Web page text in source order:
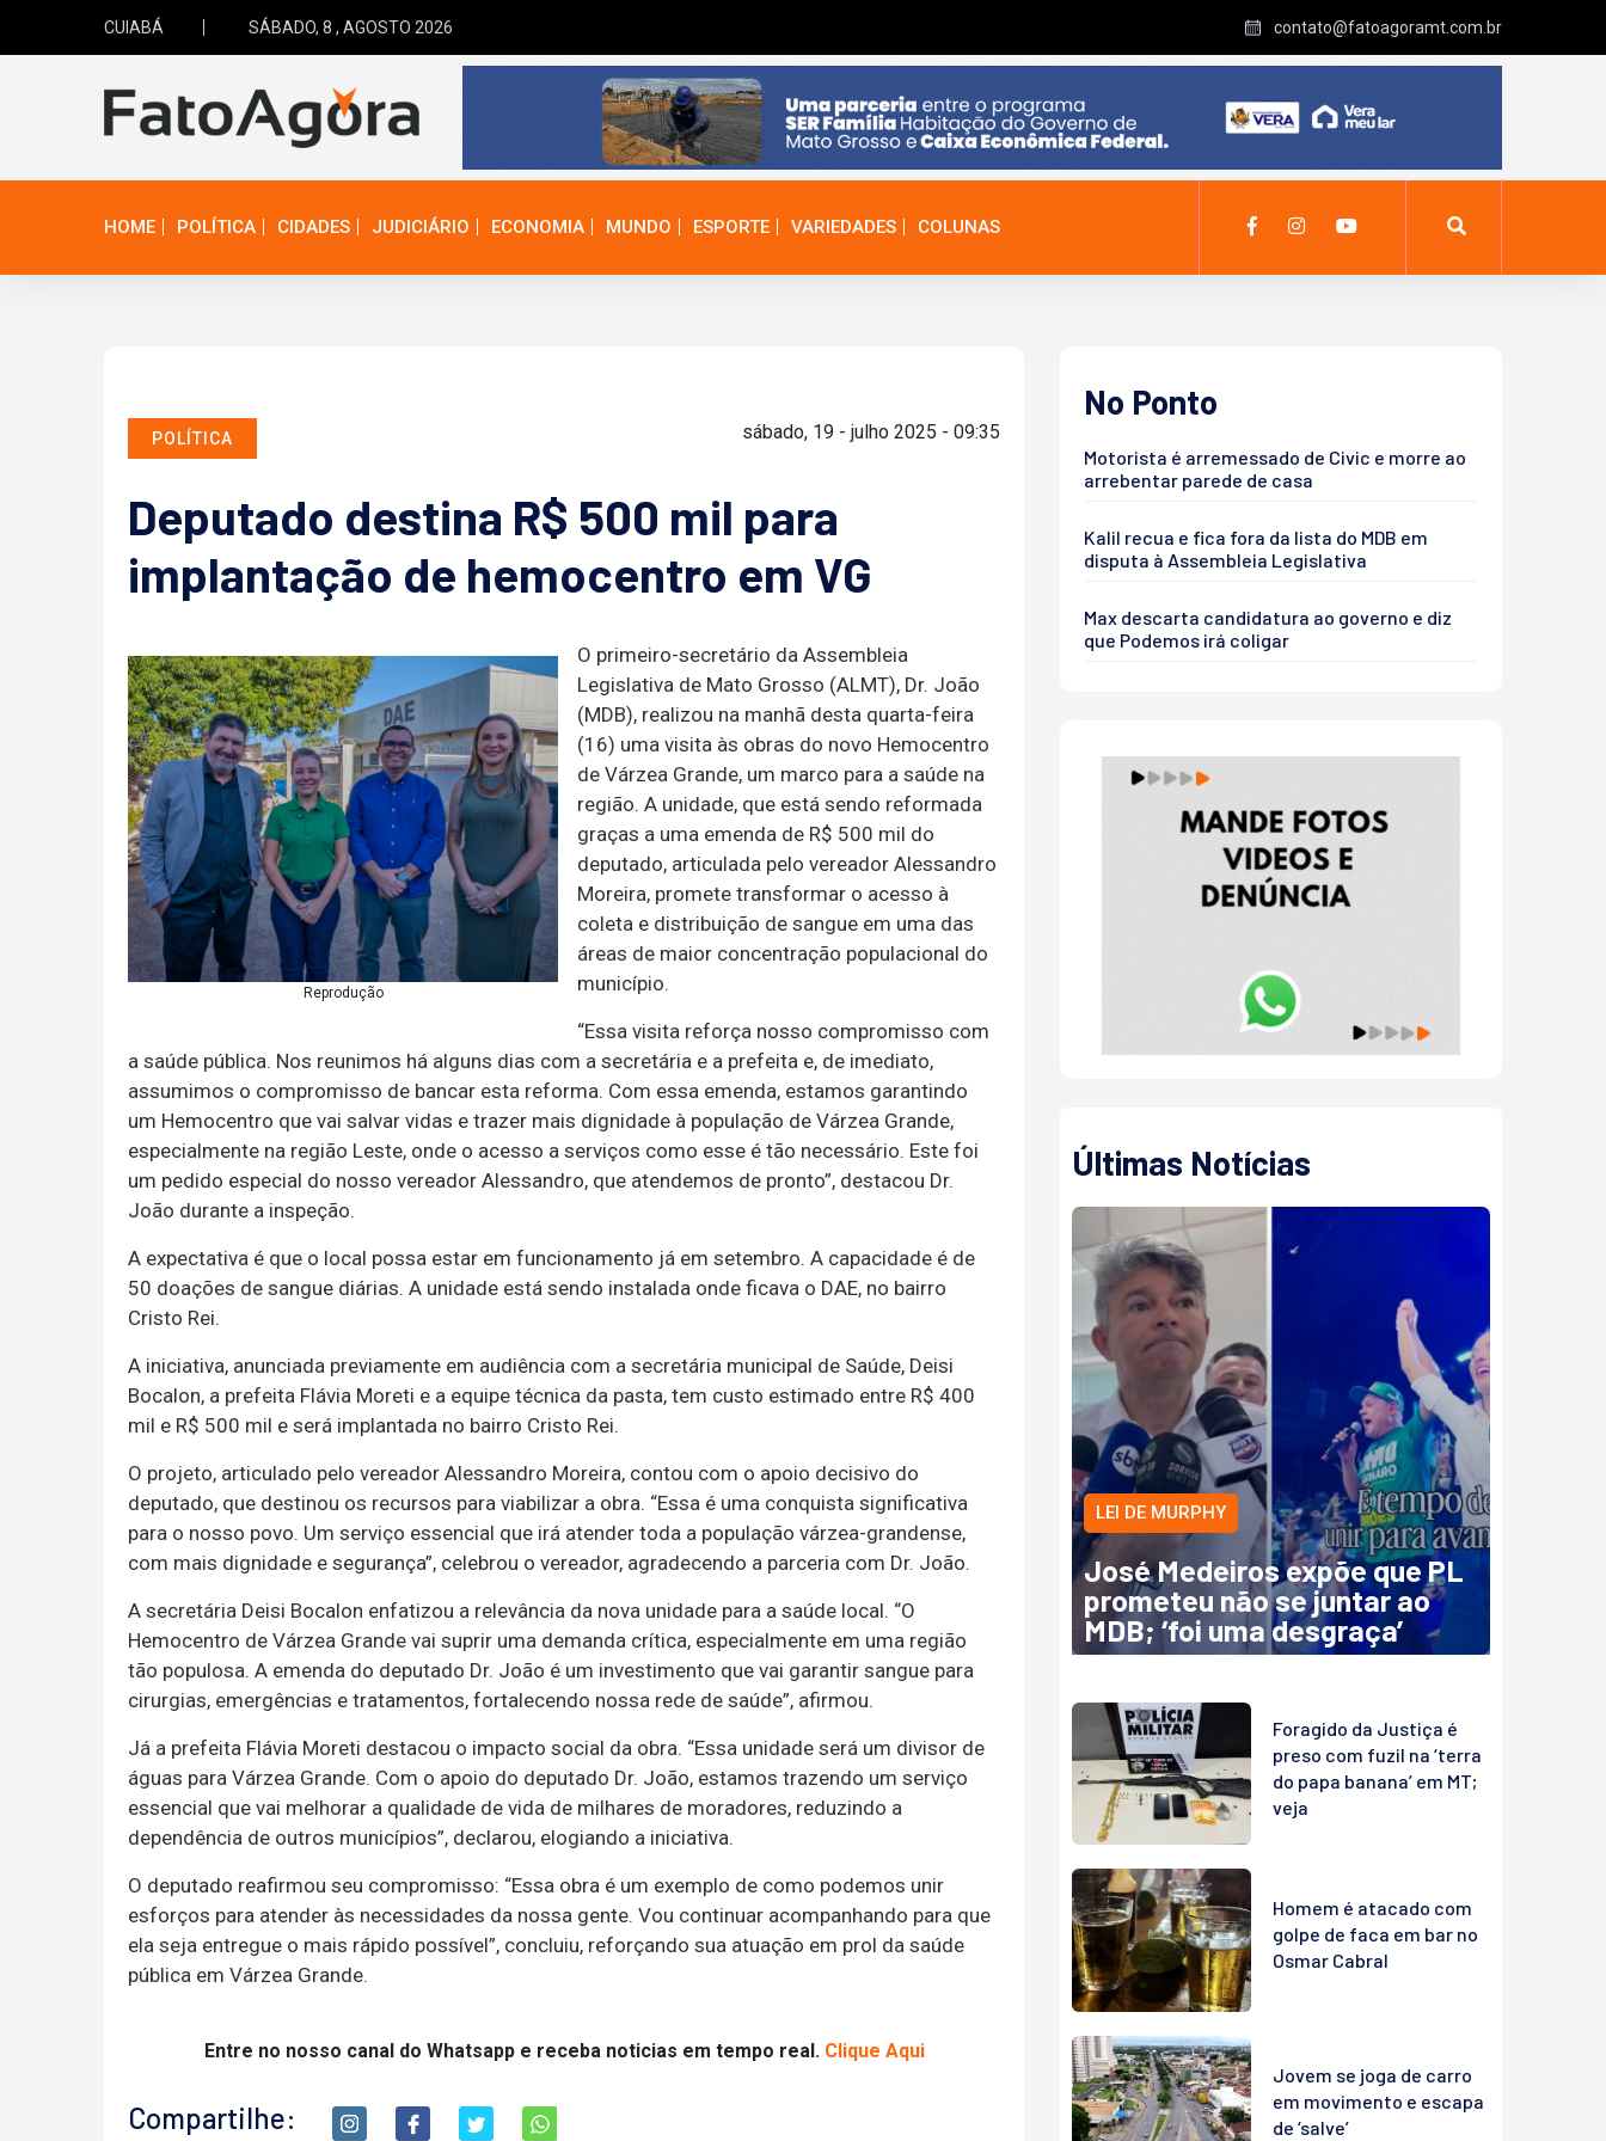
CUIABÁ SÁBADO, 8 , AGOSTO 2026 contato@fatoagoramt.com.br
HOME POLÍTICA CIDADES JUDICIÁRIO ECONOMIA MUNDO ESPORTE VARIEDADES COLUNAS
POLÍTICA sábado, 19 - julho 2025 - 09:35
Deputado destina R$ 500 mil para
implantação de hemocentro em VG
Reprodução
O primeiro-secretário da Assembleia
Legislativa de Mato Grosso (ALMT), Dr. João
(MDB), realizou na manhã desta quarta-feira
(16) uma visita às obras do novo Hemocentro
de Várzea Grande, um marco para a saúde na
região. A unidade, que está sendo reformada
graças a uma emenda de R$ 500 mil do
deputado, articulada pelo vereador Alessandro
Moreira, promete transformar o acesso à
coleta e distribuição de sangue em uma das
áreas de maior concentração populacional do
município.
“Essa visita reforça nosso compromisso com
a saúde pública. Nos reunimos há alguns dias com a secretária e a prefeita e, de imediato,
assumimos o compromisso de bancar esta reforma. Com essa emenda, estamos garantindo
um Hemocentro que vai salvar vidas e trazer mais dignidade à população de Várzea Grande,
especialmente na região Leste, onde o acesso a serviços como esse é tão necessário. Este foi
um pedido especial do nosso vereador Alessandro, que atendemos de pronto”, destacou Dr.
João durante a inspeção.
A expectativa é que o local possa estar em funcionamento já em setembro. A capacidade é de
50 doações de sangue diárias. A unidade está sendo instalada onde ficava o DAE, no bairro
Cristo Rei.
A iniciativa, anunciada previamente em audiência com a secretária municipal de Saúde, Deisi
Bocalon, a prefeita Flávia Moreti e a equipe técnica da pasta, tem custo estimado entre R$ 400
mil e R$ 500 mil e será implantada no bairro Cristo Rei.
O projeto, articulado pelo vereador Alessandro Moreira, contou com o apoio decisivo do
deputado, que destinou os recursos para viabilizar a obra. “Essa é uma conquista significativa
para o nosso povo. Um serviço essencial que irá atender toda a população várzea-grandense,
com mais dignidade e segurança”, celebrou o vereador, agradecendo a parceria com Dr. João.
A secretária Deisi Bocalon enfatizou a relevância da nova unidade para a saúde local. “O
Hemocentro de Várzea Grande vai suprir uma demanda crítica, especialmente em uma região
tão populosa. A emenda do deputado Dr. João é um investimento que vai garantir sangue para
cirurgias, emergências e tratamentos, fortalecendo nossa rede de saúde”, afirmou.
Já a prefeita Flávia Moreti destacou o impacto social da obra. “Essa unidade será um divisor de
águas para Várzea Grande. Com o apoio do deputado Dr. João, estamos trazendo um serviço
essencial que vai melhorar a qualidade de vida de milhares de moradores, reduzindo a
dependência de outros municípios”, declarou, elogiando a iniciativa.
O deputado reafirmou seu compromisso: “Essa obra é um exemplo de como podemos unir
esforços para atender às necessidades da nossa gente. Vou continuar acompanhando para que
ela seja entregue o mais rápido possível”, concluiu, reforçando sua atuação em prol da saúde
pública em Várzea Grande.
Entre no nosso canal do Whatsapp e receba noticias em tempo real. Clique Aqui
Compartilhe:
No Ponto
Motorista é arremessado de Civic e morre ao
arrebentar parede de casa
Kalil recua e fica fora da lista do MDB em
disputa à Assembleia Legislativa
Max descarta candidatura ao governo e diz
que Podemos irá coligar
Últimas Notícias
LEI DE MURPHY
José Medeiros expõe que PL
prometeu não se juntar ao
MDB; ‘foi uma desgraça’
Foragido da Justiça é
preso com fuzil na ‘terra
do papa banana’ em MT;
veja
Homem é atacado com
golpe de faca em bar no
Osmar Cabral
Jovem se joga de carro
em movimento e escapa
de ‘salve’